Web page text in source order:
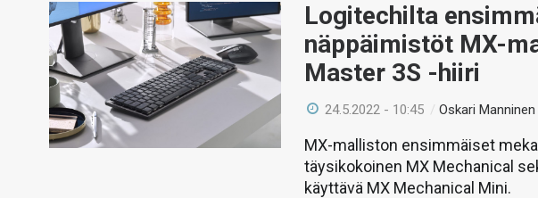
Logitechilta
näppäimistöt MX-
Master 3S -hiiri
24.5.2022 - 10:45 /Oskari Manninen
MX-malliston ensimmäiset
täysikokoinen MX Mechanical
käyttävä MX Mechanical Mini.